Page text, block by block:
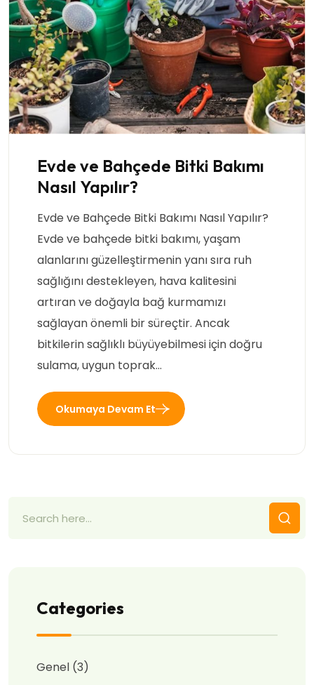
Evde ve Bahçede Bitki Bakımı
Nasıl Yapılır?
Evde ve Bahçede Bitki Bakımı Nasıl Yapılır?
Evde ve bahçede bitki bakımı, yaşam
alanlarını güzelleştirmenin yanı sıra ruh
sağlığını destekleyen, hava kalitesini
artıran ve doğayla bağ kurmamızı
sağlayan önemli bir süreçtir. Ancak
bitkilerin sağlıklı büyüyebilmesi için doğru
sulama, uygun toprak…
Okumaya Devam Et
Categories
Genel (3)